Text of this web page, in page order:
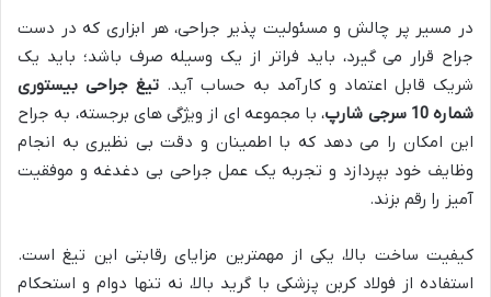
در مسیر پر چالش و مسئولیت پذیر جراحی، هر ابزاری که در دست
جراح قرار می گیرد، باید فراتر از یک وسیله صرف باشد؛ باید یک
شریک قابل اعتماد و کارآمد به حساب آید. تیغ جراحی بیستوری
شماره 10 سرجی شارپ
، با مجموعه ای از ویژگی های برجسته، به جراح
این امکان را می دهد که با اطمینان و دقت بی نظیری به انجام
وظایف خود بپردازد و تجربه یک عمل جراحی بی دغدغه و موفقیت
آمیز را رقم بزند.
کیفیت ساخت بالا، یکی از مهمترین مزایای رقابتی این تیغ است.
استفاده از فولاد کربن پزشکی با گرید بالا، نه تنها دوام و استحکام